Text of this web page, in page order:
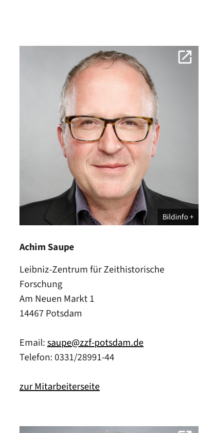
Bildinfo
Achim Saupe
Leibniz-Zentrum für Zeithistorische
Forschung
Am Neuen Markt 1
14467 Potsdam
Email:saupe@zzf-potsdam.de
Telefon: 0331/28991-44
zur Mitarbeiterseite